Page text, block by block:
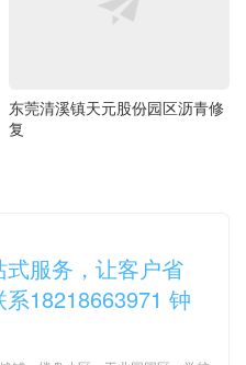
东莞清溪镇天元股份园区沥青修
复
服务，让客户省
18218663971 钟